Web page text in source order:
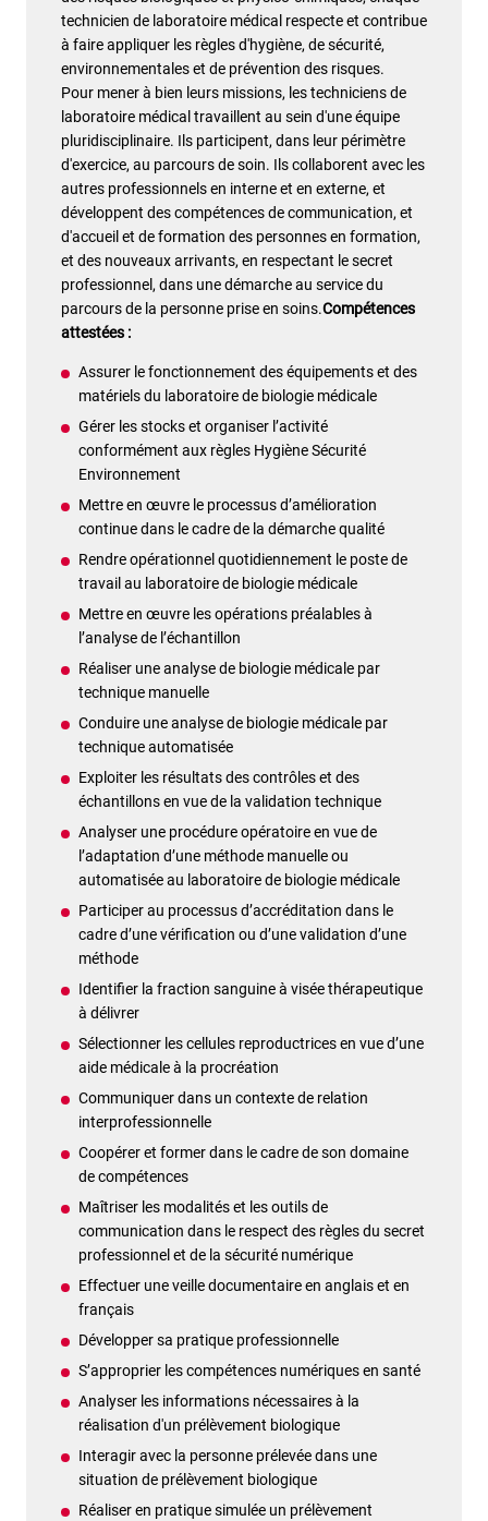
technicien de laboratoire médical respecte et contribue
à faire appliquer les règles d'hygiène, de sécurité,
environnementales et de prévention des risques.
Pour mener à bien leurs missions, les techniciens de
laboratoire médical travaillent au sein d'une équipe
pluridisciplinaire. Ils participent, dans leur périmètre
d'exercice, au parcours de soin. Ils collaborent avec les
autres professionnels en interne et en externe, et
développent des compétences de communication, et
d'accueil et de formation des personnes en formation,
et des nouveaux arrivants, en respectant le secret
professionnel, dans une démarche au service du
parcours de la personne prise en soins.Compétences
attestées :
Assurer le fonctionnement des équipements et des
matériels du laboratoire de biologie médicale
Gérer les stocks et organiser l’activité
conformément aux règles Hygiène Sécurité
Environnement
Mettre en œuvre le processus d’amélioration
continue dans le cadre de la démarche qualité
Rendre opérationnel quotidiennement le poste de
travail au laboratoire de biologie médicale
Mettre en œuvre les opérations préalables à
l’analyse de l’échantillon
Réaliser une analyse de biologie médicale par
technique manuelle
Conduire une analyse de biologie médicale par
technique automatisée
Exploiter les résultats des contrôles et des
échantillons en vue de la validation technique
Analyser une procédure opératoire en vue de
l’adaptation d’une méthode manuelle ou
automatisée au laboratoire de biologie médicale
Participer au processus d’accréditation dans le
cadre d’une vérification ou d’une validation d’une
méthode
Identifier la fraction sanguine à visée thérapeutique
à délivrer
Sélectionner les cellules reproductrices en vue d’une
aide médicale à la procréation
Communiquer dans un contexte de relation
interprofessionnelle
Coopérer et former dans le cadre de son domaine
de compétences
Maîtriser les modalités et les outils de
communication dans le respect des règles du secret
professionnel et de la sécurité numérique
Effectuer une veille documentaire en anglais et en
français
Développer sa pratique professionnelle
S’approprier les compétences numériques en santé
Analyser les informations nécessaires à la
réalisation d'un prélèvement biologique
Interagir avec la personne prélevée dans une
situation de prélèvement biologique
Réaliser en pratique simulée un prélèvement